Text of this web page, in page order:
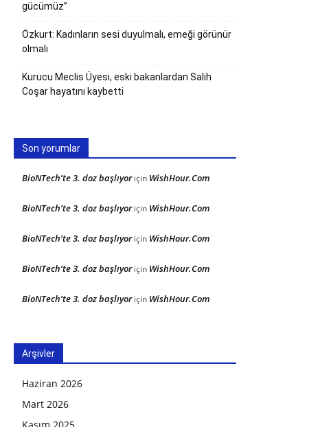
gücümüz”
Özkurt: Kadınların sesi duyulmalı, emeği görünür
olmalı
Kurucu Meclis Üyesi, eski bakanlardan Salih
Coşar hayatını kaybetti
Son yorumlar
BioNTech’te 3. doz başlıyoriçin WishHour.Com
BioNTech’te 3. doz başlıyoriçin WishHour.Com
BioNTech’te 3. doz başlıyoriçin WishHour.Com
BioNTech’te 3. doz başlıyoriçin WishHour.Com
BioNTech’te 3. doz başlıyoriçin WishHour.Com
Arşivler
Haziran 2026
Mart 2026